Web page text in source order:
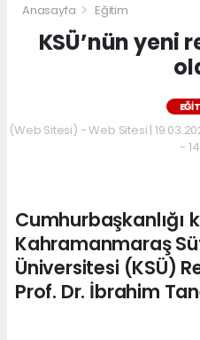
Anasayfa Eğitim
KSÜ’nün yeni
(Web Sitesi) - Web Sitesi |
-
Cumhurbaşkanlığı
Kahramanmaraş
Üniversitesi (KSÜ)
Prof. Dr. İbrahim